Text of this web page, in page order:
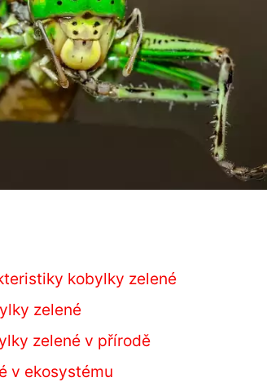
kobylky zelené
zelené
zelené v přírodě
v ekosystému